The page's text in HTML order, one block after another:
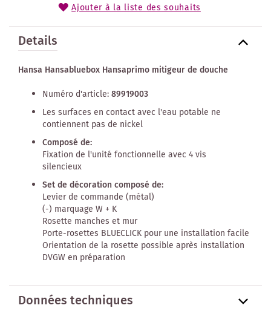
Ajouter à la liste des souhaits
Details
Hansa Hansabluebox Hansaprimo mitigeur de douche
Numéro d'article:89919003
Les surfaces en contact avec l'eau potable ne
contiennent pas de nickel
Composé de:
Fixation de l'unité fonctionnelle avec 4 vis
silencieux
Set de décoration composé de:
Levier de commande (métal)
(-) marquage W + K
Rosette manches et mur
Porte-rosettes BLUECLICK pour une installation facile
Orientation de la rosette possible après installation
DVGW en préparation
Données techniques